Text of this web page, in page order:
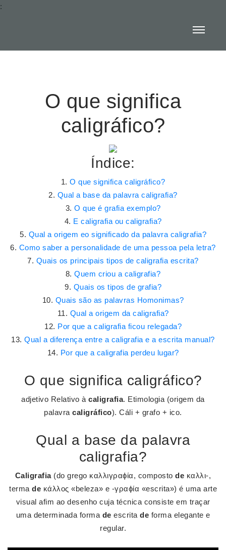
:
O que significa
caligráfico?
Índice:
O que significa caligráfico?
Qual a base da palavra caligrafia?
O que é grafia exemplo?
E caligrafia ou caligrafia?
Qual a origem eo significado da palavra caligrafia?
Como saber a personalidade de uma pessoa pela letra?
Quais os principais tipos de caligrafia escrita?
Quem criou a caligrafia?
Quais os tipos de grafia?
Quais são as palavras Homonimas?
Qual a origem da caligrafia?
Por que a caligrafia ficou relegada?
Qual a diferença entre a caligrafia e a escrita manual?
Por que a caligrafia perdeu lugar?
O que significa caligráfico?
adjetivo Relativo àcaligrafia. Etimologia (origem da
palavracaligráfico). Cáli + grafo + ico.
Qual a base da palavra
caligrafia?
Caligrafia(do grego καλλιγραϕία, compostode καλλι-,
terma de κάλλος «beleza» e -γραϕία «escrita») é uma arte
visual afim ao desenho cuja técnica consiste em traçar
uma determinada forma de escrita de forma elegante e
regular.